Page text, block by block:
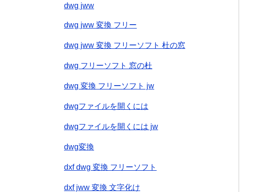
dwg jww
dwg jww 変換 フリー
dwg jww 変換 フリーソフト 杜の窓
dwg フリーソフト 窓の杜
dwg 変換 フリーソフト jw
dwgファイルを開くには
dwgファイルを開くには jw
dwg変換
dxf dwg 変換 フリーソフト
dxf jww 変換 文字化け